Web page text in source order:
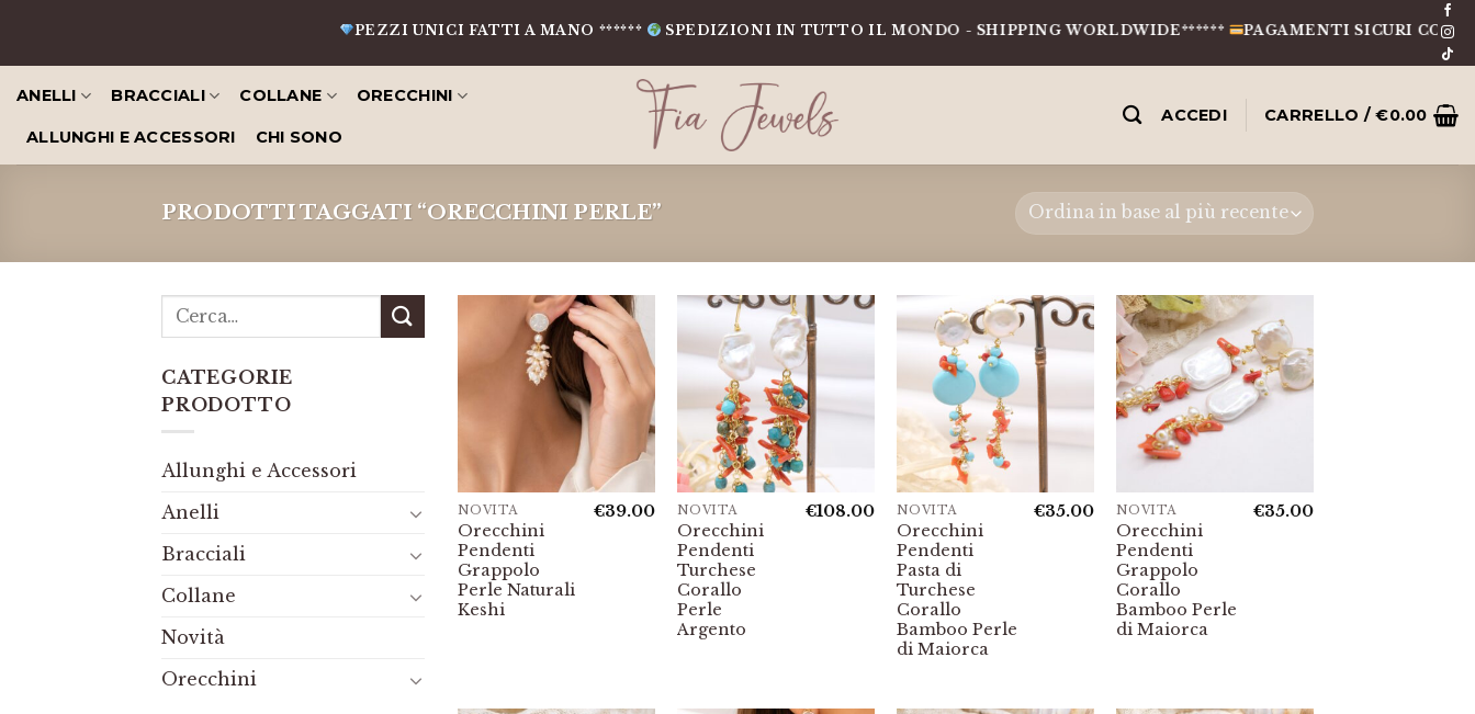
contenuto
PEZZI UNICI FATTI A MANO ****** SPEDIZIONI IN TUTTO IL MONDO - SHIPPING WORLDWIDE****** PAGAMENTI SICURI CON
ANELLI BRACCIALI COLLANE ORECCHINI
ALLUNGHI E ACCESSORI CHI SONO
ACCEDI CARRELLO /€0.00
PRODOTTI TAGGATI “ORECCHINI PERLE”
CATEGORIE
PRODOTTO
Allunghi e Accessori
Anelli
Bracciali
Collane
Novità
Orecchini
NOVITÀ
Orecchini
Pendenti
Grappolo
Perle Naturali
Keshi
€39.00 NOVITÀ
Orecchini
Pendenti
Turchese
Corallo
Perle
Argento
€108.00 NOVITÀ
Orecchini
Pendenti
Pasta di
Turchese
Corallo
Bamboo Perle
di Maiorca
€35.00 NOVITÀ
Orecchini
Pendenti
Grappolo
Corallo
Bamboo Perle
di Maiorca
€35.00